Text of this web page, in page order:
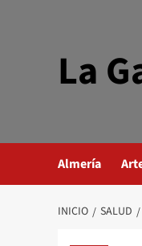
La
Almería
INICIO SALUD